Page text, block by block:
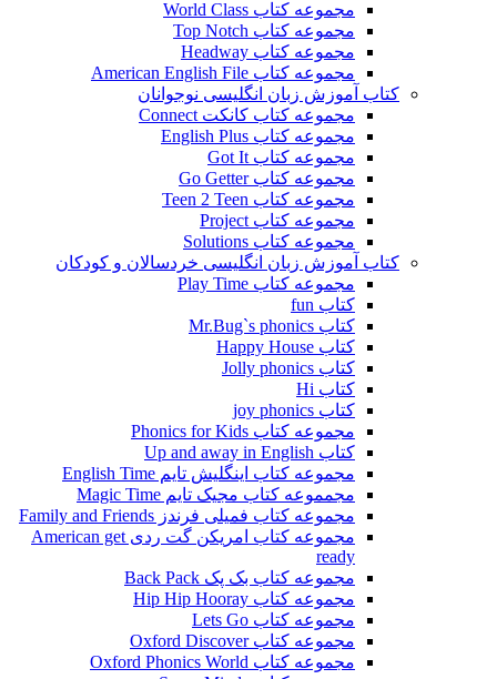
مجموعه کتاب World Class
مجموعه کتاب Top Notch
مجموعه کتاب Headway
مجموعه کتاب American English File
کتاب آموزش زبان انگلیسی نوجوانان
مجموعه کتاب کانکت Connect
مجموعه کتاب English Plus
مجموعه کتاب Got It
مجموعه کتاب Go Getter
مجموعه کتاب Teen 2 Teen
مجموعه کتاب Project
مجموعه کتاب Solutions
کتاب آموزش زبان انگلیسی خردسالان و کودکان
مجموعه کتاب Play Time
کتاب fun
کتاب Mr.Bug`s phonics
کتاب Happy House
کتاب Jolly phonics
کتاب Hi
کتاب joy phonics
مجموعه کتاب Phonics for Kids
کتاب Up and away in English
مجموعه کتاب اینگلیش تایم English Time
مجمموعه کتاب مجیک تایم Magic Time
مجموعه کتاب فمیلی فرندز Family and Friends
مجموعه کتاب امریکن گت ردی American get
ready
مجموعه کتاب بک پک Back Pack
مجموعه کتاب Hip Hip Hooray
مجموعه کتاب Lets Go
مجموعه کتاب Oxford Discover
مجموعه کتاب Oxford Phonics World